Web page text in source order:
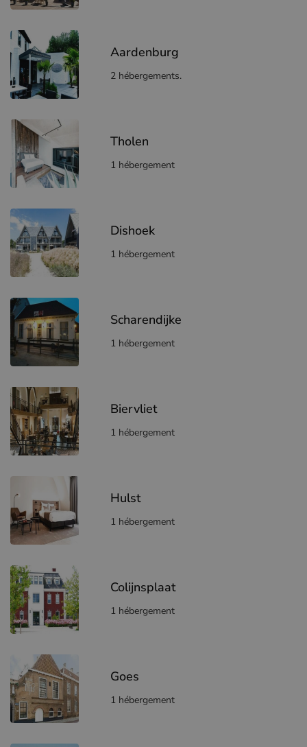
Aardenburg
2 hébergements.
Tholen
1 hébergement
Dishoek
1 hébergement
Scharendijke
1 hébergement
Biervliet
1 hébergement
Hulst
1 hébergement
Colijnsplaat
1 hébergement
Goes
1 hébergement